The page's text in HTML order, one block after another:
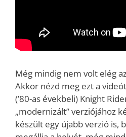
Még mindig nem volt elég
Akkor nézd meg ezt a
(’80-as évekbeli) Knight
„modernizált” verziójához
készült egy újabb verzió is,